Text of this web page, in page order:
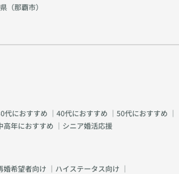
（那覇市）
代におすすめ ｜ 40代におすすめ ｜ 50代におすすめ ｜
高年におすすめ ｜ シニア婚活応援
婚希望者向け ｜ ハイステータス向け ｜